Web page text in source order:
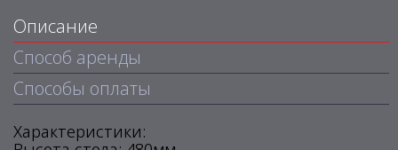
Описание
Способ аренды
Способы оплаты
Характеристики: